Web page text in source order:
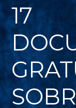
17